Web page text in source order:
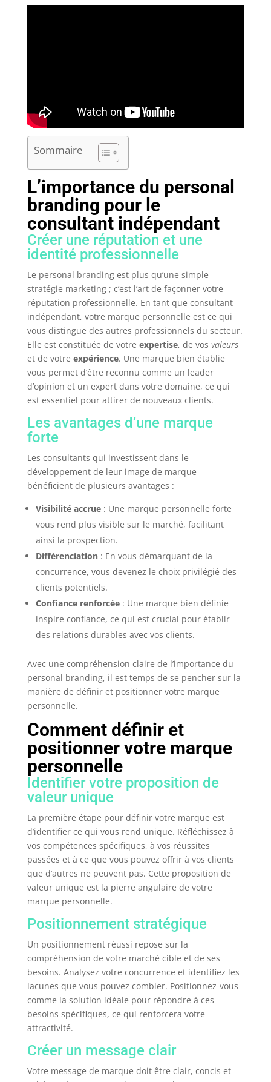
Sommaire
L’importance du personal
branding pour le
consultant indépendant
Créer une réputation et une
identité professionnelle
Le personal branding est plus qu’une simple
stratégie marketing ; c’est l’art de façonner votre
réputation professionnelle. En tant que consultant
indépendant, votre marque personnelle est ce qui
vous distingue des autres professionnels du secteur.
Elle est constituée de votre expertise, de vos valeurs
et de votre expérience. Une marque bien établie
vous permet d’être reconnu comme un leader
d’opinion et un expert dans votre domaine, ce qui
est essentiel pour attirer de nouveaux clients.
Les avantages d’une marque
forte
Les consultants qui investissent dans le
développement de leur image de marque
bénéficient de plusieurs avantages :
Visibilité accrue: Une marque personnelle forte
vous rend plus visible sur le marché, facilitant
ainsi la prospection.
Différenciation: En vous démarquant de la
concurrence, vous devenez le choix privilégié des
clients potentiels.
Confiance renforcée: Une marque bien définie
inspire confiance, ce qui est crucial pour établir
des relations durables avec vos clients.
Avec une compréhension claire de l’importance du
personal branding, il est temps de se pencher sur la
manière de définir et positionner votre marque
personnelle.
Comment définir et
positionner votre marque
personnelle
Identifier votre proposition de
valeur unique
La première étape pour définir votre marque est
d’identifier ce qui vous rend unique. Réfléchissez à
vos compétences spécifiques, à vos réussites
passées et à ce que vous pouvez offrir à vos clients
que d’autres ne peuvent pas. Cette proposition de
valeur unique est la pierre angulaire de votre
marque personnelle.
Positionnement stratégique
Un positionnement réussi repose sur la
compréhension de votre marché cible et de ses
besoins. Analysez votre concurrence et identifiez les
lacunes que vous pouvez combler. Positionnez-vous
comme la solution idéale pour répondre à ces
besoins spécifiques, ce qui renforcera votre
attractivité.
Créer un message clair
Votre message de marque doit être clair, concis et